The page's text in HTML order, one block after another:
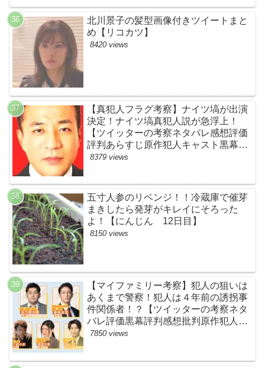
北川景子の髪型画像付きツイートまと
め【リコカツ】
8420 views
【真犯人フラグ考察】ナイツ塙が出演
決定！ナイツ塙真犯人説が急浮上！
【ツイッターの考察ネタバレ感想評価
評判あらすじ原作犯人キャスト黒幕伏
線まとめ】
8379 views
五寸人参のリベンジ！！冷蔵庫で催芽
まきしたら発芽がキレイにそろった
よ！【にんじん 12日目】
8150 views
【マイファミリー考察】犯人の狙いは
あくまで警察！犯人は４年前の誘拐事
件関係者！？【ツイッターの考察ネタ
バレ評価黒幕評判感想批判原作犯人キ
ャスト脚本あらすじ伏線まとめ】
7850 views